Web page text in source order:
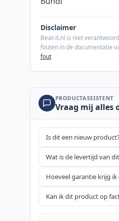
Disclaimer
Beat-it.nl is niet
fouten in de documentatie
fout
PRODUCTASSISTENT
Vraag mij alles
Is dit een nieuw
Wat is de levertijd van
Hoeveel garantie krijg
Kan ik dit product op
Je vraag